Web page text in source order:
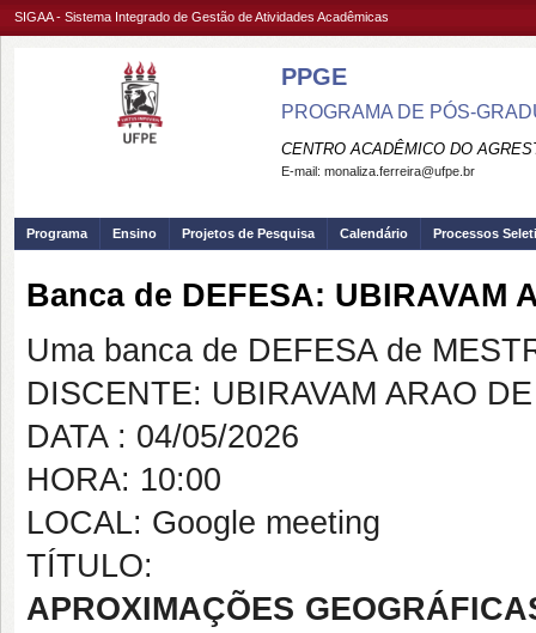
SIGAA - Sistema Integrado de Gestão de Atividades Acadêmicas
PPGE
PROGRAMA DE PÓS-
CENTRO ACADÊMICO DO
E-mail: monaliza.ferreira@ufpe.br
Programa Ensino Projetos de Pesquisa Calendário Processos
Banca de DEFESA: UBIRAVAM
Uma banca de DEFESA de
DISCENTE: UBIRAVAM ARAO
DATA : 04/05/2026
HORA: 10:00
LOCAL: Google meeting
TÍTULO:
APROXIMAÇÕES